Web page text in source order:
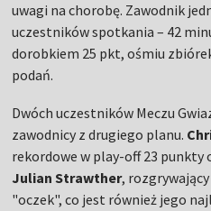
uwagi na chorobę. Zawodnik
uczestników spotkania – 42
dorobkiem 25 pkt, ośmiu
podań.
Dwóch uczestników Meczu
zawodnicy z drugiego planu.
rekordowe w play-off 23 punkty
Julian Strawther, rozgrywający
"oczek", co jest również jego